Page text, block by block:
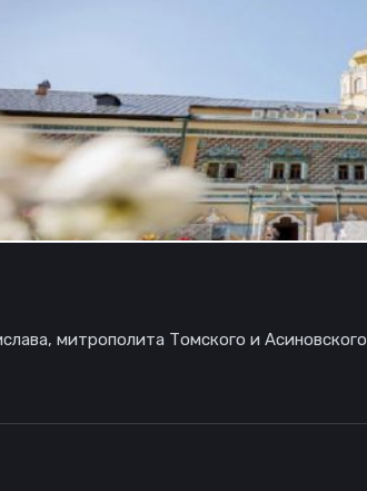
митрополита Томского и Асиновского